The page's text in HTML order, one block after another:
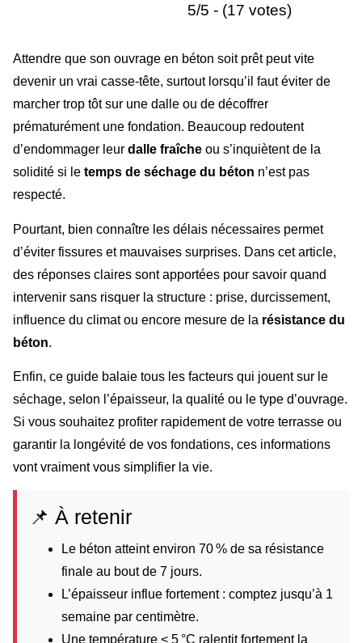
5/5 - (17 votes)
Attendre que son ouvrage en béton soit prêt peut vite
devenir un vrai casse-tête, surtout lorsqu’il faut éviter de
marcher trop tôt sur une dalle ou de décoffrer
prématurément une fondation. Beaucoup redoutent
d’endommager leur dalle fraîche ou s’inquiètent de la
solidité si le temps de séchage du béton n’est pas
respecté.
Pourtant, bien connaître les délais nécessaires permet
d’éviter fissures et mauvaises surprises. Dans cet article,
des réponses claires sont apportées pour savoir quand
intervenir sans risquer la structure : prise, durcissement,
influence du climat ou encore mesure de la résistance du
béton.
Enfin, ce guide balaie tous les facteurs qui jouent sur le
séchage, selon l’épaisseur, la qualité ou le type d’ouvrage.
Si vous souhaitez profiter rapidement de votre terrasse ou
garantir la longévité de vos fondations, ces informations
vont vraiment vous simplifier la vie.
📌 À retenir
Le béton atteint environ 70 % de sa résistance
finale au bout de 7 jours.
L’épaisseur influe fortement : comptez jusqu’à 1
semaine par centimètre.
Une température < 5 °C ralentit fortement la